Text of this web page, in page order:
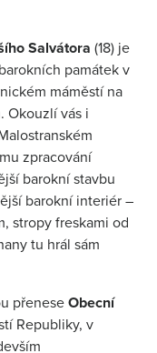
Salvátora (18) je
památek v
máměstí na
Okouzlí vás i
zpracování
barokní stavbu
barokní interiér –
stropy freskami od
tu hrál sám
přenese Obecní
Republiky, v